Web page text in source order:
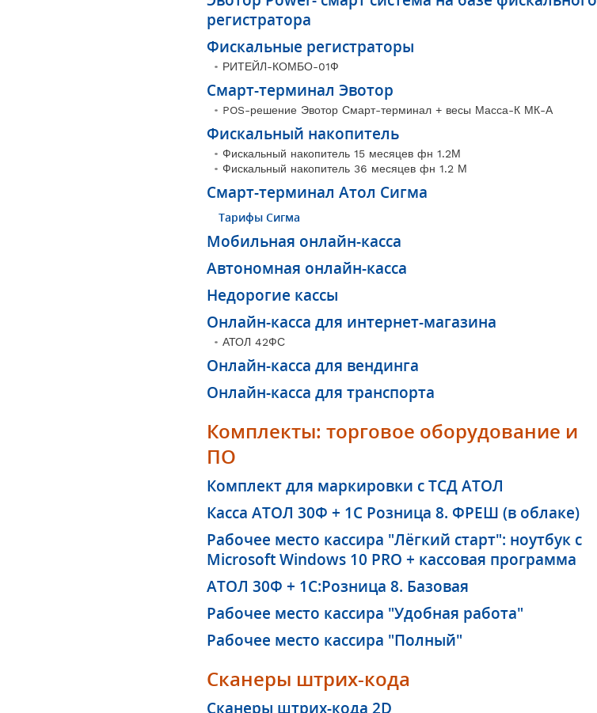
регистратора
Фискальные регистраторы
РИТЕЙЛ-КОМБО-01Ф
Смарт-терминал Эвотор
POS-решение Эвотор Смарт-терминал + весы Масса-К МК-А
Фискальный накопитель
Фискальный накопитель 15 месяцев фн 1.2М
Фискальный накопитель 36 месяцев фн 1.2 М
Смарт-терминал Атол Сигма
Тарифы Сигма
Мобильная онлайн-касса
Автономная онлайн-касса
Недорогие кассы
Онлайн-касса для интернет-магазина
АТОЛ 42ФС
Онлайн-касса для вендинга
Онлайн-касса для транспорта
Комплекты: торговое оборудование и
ПО
Комплект для маркировки с ТСД АТОЛ
Касса АТОЛ 30Ф + 1С Розница 8. ФРЕШ (в облаке)
Рабочее место кассира "Лёгкий старт": ноутбук с
Microsoft Windows 10 PRO + кассовая программа
АТОЛ 30Ф + 1С:Розница 8. Базовая
Рабочее место кассира "Удобная работа"
Рабочее место кассира "Полный"
Сканеры штрих-кода
Сканеры штрих-кода 2D